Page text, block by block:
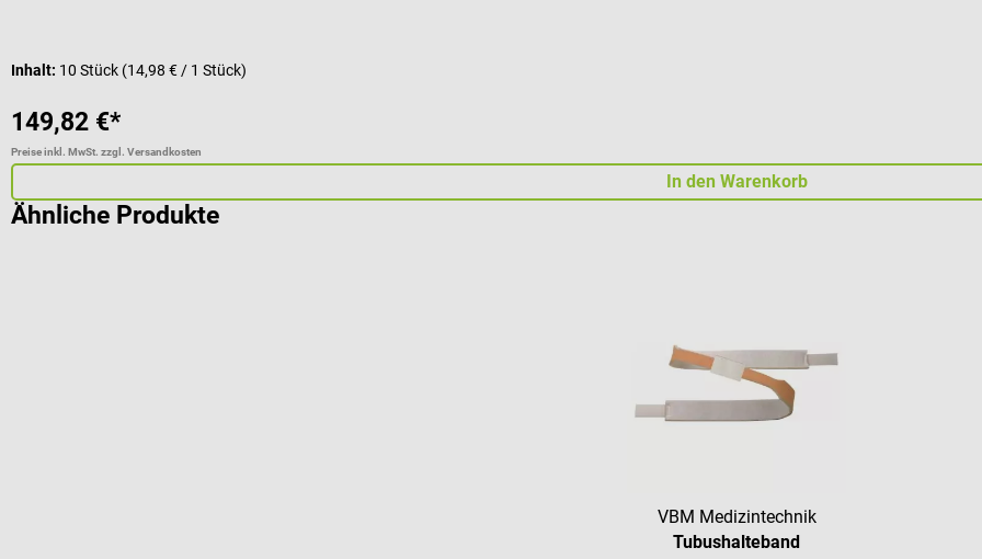
Inhalt: 10 Stück (14,98 € / 1 Stück)
149,82 €*
Preise inkl. MwSt. zzgl. Versandkosten
In den Warenkorb
Ähnliche Produkte
VBM Medizintechnik
Tubushalteband